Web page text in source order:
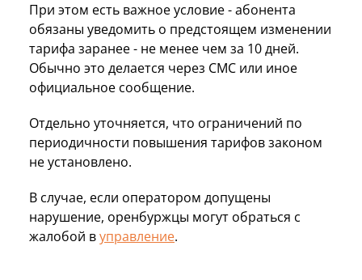
При этом есть важное условие - абонента
обязаны уведомить о предстоящем изменении
тарифа заранее - не менее чем за 10 дней.
Обычно это делается через СМС или иное
официальное сообщение.
Отдельно уточняется, что ограничений по
периодичности повышения тарифов законом
не установлено.
В случае, если оператором допущены
нарушение, оренбуржцы могут обраться с
жалобой вуправление.